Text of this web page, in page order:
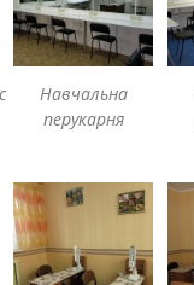
Навчальна
перукарня